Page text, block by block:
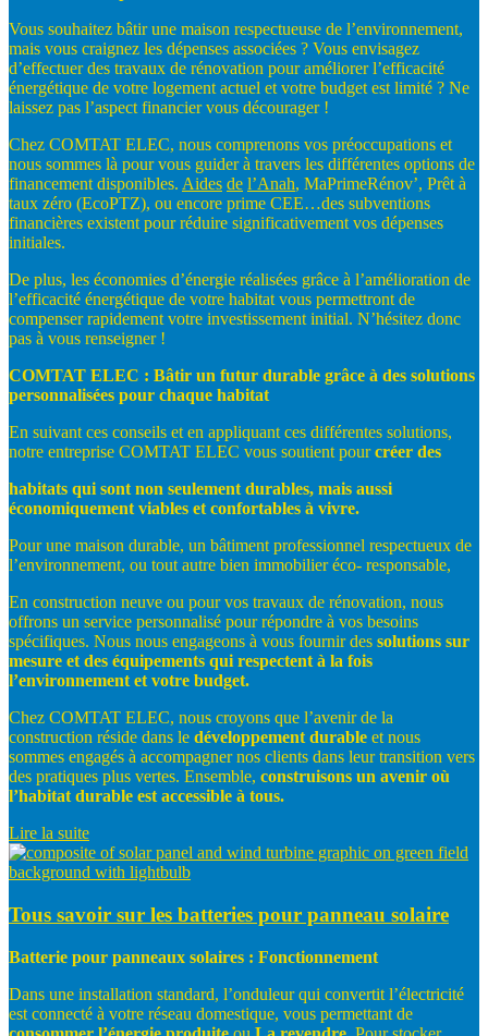
Vous souhaitez bâtir une maison respectueuse de l’environnement,
mais vous craignez les dépenses associées ? Vous envisagez
d’effectuer des travaux de rénovation pour améliorer l’efficacité
énergétique de votre logement actuel et votre budget est limité ? Ne
laissez pas l’aspect financier vous décourager !
Chez COMTAT ELEC, nous comprenons vos préoccupations et
nous sommes là pour vous guider à travers les différentes options de
financement disponibles. Aides de l’Anah, MaPrimeRénov’, Prêt à
taux zéro (EcoPTZ), ou encore prime CEE…des subventions
financières existent pour réduire significativement vos dépenses
initiales.
De plus, les économies d’énergie réalisées grâce à l’amélioration de
l’efficacité énergétique de votre habitat vous permettront de
compenser rapidement votre investissement initial. N’hésitez donc
pas à vous renseigner !
COMTAT ELEC : Bâtir un futur durable grâce à des solutions
personnalisées pour chaque habitat
En suivant ces conseils et en appliquant ces différentes solutions,
notre entreprise COMTAT ELEC vous soutient pourcréer des
habitats qui sont non seulement durables, mais aussi
économiquement viables et confortables à vivre.
Pour une maison durable, un bâtiment professionnel respectueux de
l’environnement, ou tout autre bien immobilier éco- responsable,
En construction neuve ou pour vos travaux de rénovation, nous
offrons un service personnalisé pour répondre à vos besoins
spécifiques. Nous nous engageons à vous fournir des solutions sur
mesure et des équipements qui respectent à la fois
l’environnement et votre budget.
Chez COMTAT ELEC, nous croyons que l’avenir de la
construction réside dans le développement durable et nous
sommes engagés à accompagner nos clients dans leur transition vers
des pratiques plus vertes. Ensemble, construisons un avenir où
l’habitat durable est accessible à tous.
Lire la suite
Tous savoir sur les batteries pour panneau solaire
Batterie pour panneaux solaires : Fonctionnement
Dans une installation standard, l’onduleur qui convertit l’électricité
est connecté à votre réseau domestique, vous permettant de